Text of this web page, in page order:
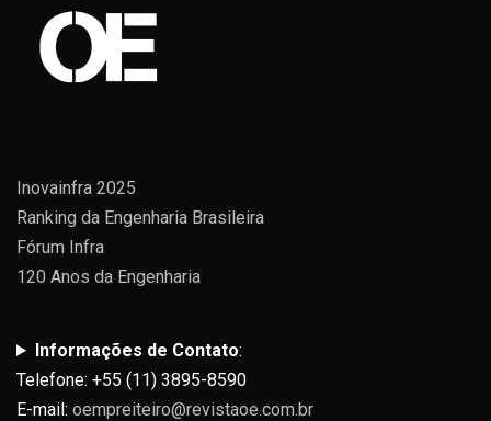
Inovainfra 2025
Ranking da Engenharia Brasileira
Fórum Infra
120 Anos da Engenharia
Informações de Contato:
Telefone: +55 (11) 3895-8590
E-mail: oempreiteiro@revistaoe.com.br